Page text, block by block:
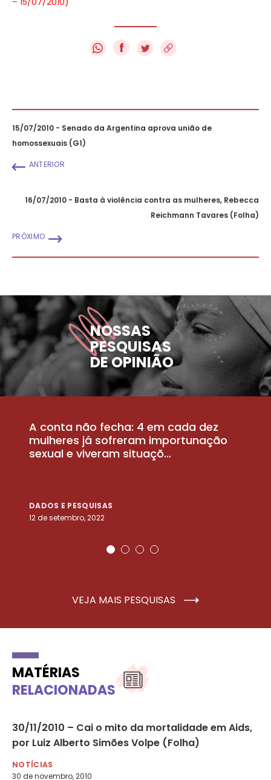
f
15/07/2010 - Senado da Argentina aprova união de
homossexuais (G1)
ANTERIOR
16/07/2010 - Basta à violência contra as mulheres, Rebecca
Reichmann Tavares (Folha)
PRÓXIMO
NOSSAS
PESQUISAS
DE OPINIÃO
A conta não fecha: 4 em cada dez
mulheres já sofreram importunação
sexual e viveram situaçõ...
DADOS E PESQUISAS
12 de setembro, 2022
VEJA MAIS PESQUISAS
MATÉRIAS
RELACIONADAS
30/11/2010 – Cai o mito da mortalidade em Aids,
por Luiz Alberto Simões Volpe (Folha)
NOTÍCIAS
30 de novembro, 2010